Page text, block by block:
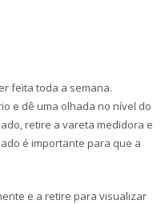
feita toda a semana.
e dê uma olhada no nível do
retire a vareta medidora e
é importante para que a
e a retire para visualizar